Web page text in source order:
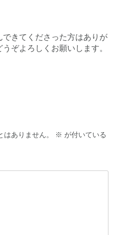
きてくださった方はありが
ぞよろしくお願いします。
ありません。 ※ が付いている